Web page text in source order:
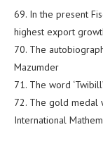
69. In the present
highest export
70. The
Mazumder
71. The word
72. The gold medal
International